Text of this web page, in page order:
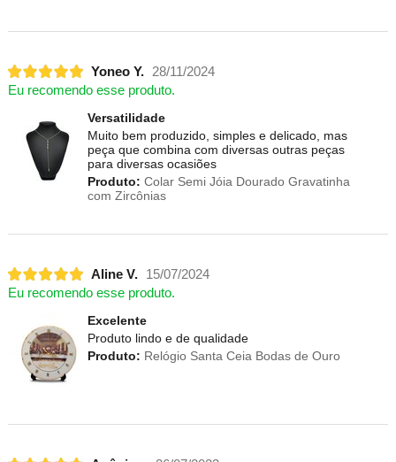
Yoneo Y.
28/11/2024
Eu recomendo esse produto.
Versatilidade
Muito bem produzido, simples e delicado, mas
peça que combina com diversas outras peças
para diversas ocasiões
Produto: Colar Semi Jóia Dourado Gravatinha
com Zircônias
Aline V.
15/07/2024
Eu recomendo esse produto.
Excelente
Produto lindo e de qualidade
Produto: Relógio Santa Ceia Bodas de Ouro